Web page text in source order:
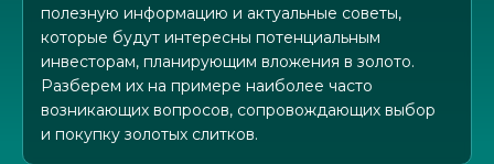
полезную информацию и актуальные советы,
которые будут интересны потенциальным
инвесторам, планирующим вложения в золото.
Разберем их на примере наиболее часто
возникающих вопросов, сопровождающих выбор
и покупку золотых слитков.